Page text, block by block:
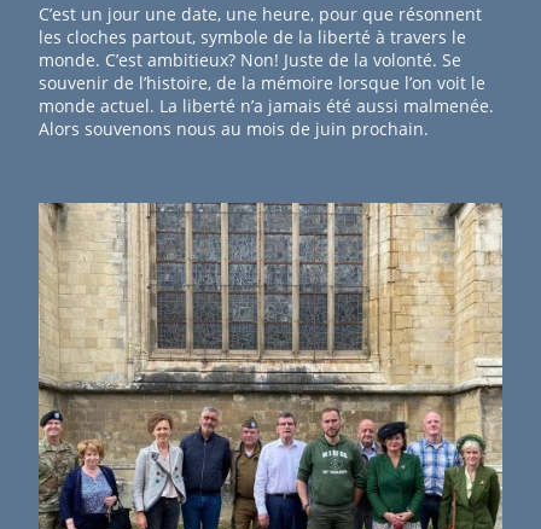
C’est un jour une date, une heure, pour que résonnent
les cloches partout, symbole de la liberté à travers le
monde. C’est ambitieux? Non! Juste de la volonté. Se
souvenir de l’histoire, de la mémoire lorsque l’on voit le
monde actuel. La liberté n’a jamais été aussi malmenée.
Alors souvenons nous au mois de juin prochain.